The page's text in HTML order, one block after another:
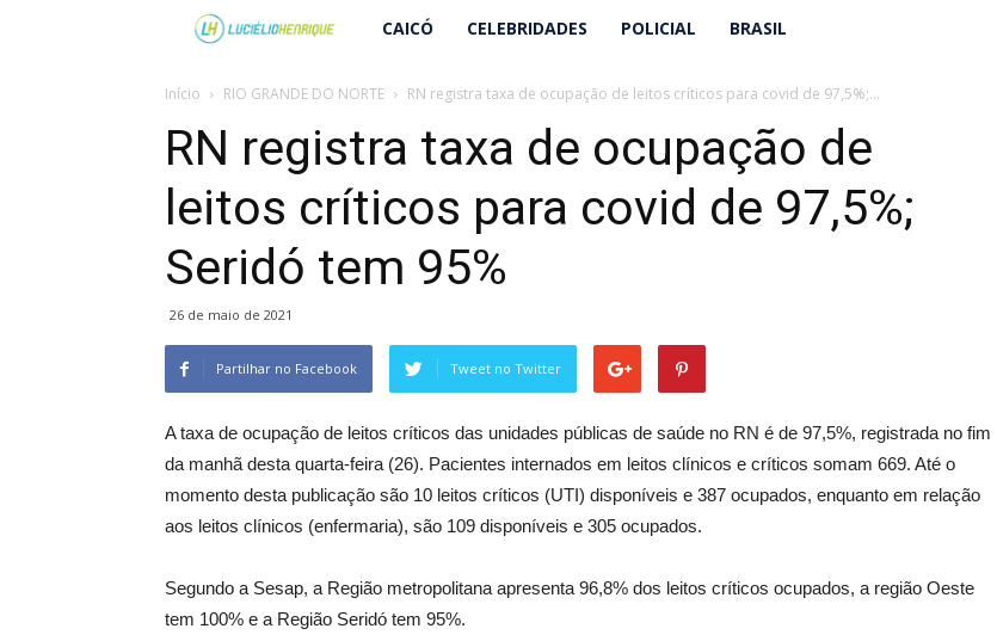
Lucielio
Henrique
CAICÓ CELEBRIDADES POLICIAL BRASIL
Início RIO GRANDE DO NORTE RN registra taxa de ocupação de leitos críticos para covid de 97,5%;...
RN registra taxa de ocupação de
leitos críticos para covid de 97,5%;
Seridó tem 95%
26 de maio de 2021
Partilhar no Facebook Tweet no Twitter
A taxa de ocupação de leitos críticos das unidades públicas de saúde no RN é de 97,5%, registrada no fim
da manhã desta quarta-feira (26). Pacientes internados em leitos clínicos e críticos somam 669. Até o
momento desta publicação são 10 leitos críticos (UTI) disponíveis e 387 ocupados, enquanto em relação
aos leitos clínicos (enfermaria), são 109 disponíveis e 305 ocupados.
Segundo a Sesap, a Região metropolitana apresenta 96,8% dos leitos críticos ocupados, a região Oeste
tem 100% e a Região Seridó tem 95%.